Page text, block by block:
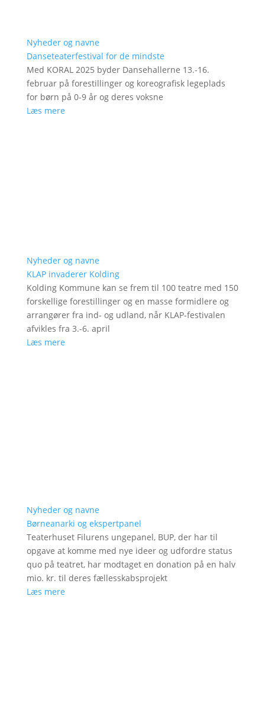
Nyheder og navne
Danseteaterfestival for de mindste
Med KORAL 2025 byder Dansehallerne 13.-16.
februar på forestillinger og koreografisk legeplads
for børn på 0-9 år og deres voksne
Læs mere
Nyheder og navne
KLAP invaderer Kolding
Kolding Kommune kan se frem til 100 teatre med 150
forskellige forestillinger og en masse formidlere og
arrangører fra ind- og udland, når KLAP-festivalen
afvikles fra 3.-6. april
Læs mere
Nyheder og navne
Børneanarki og ekspertpanel
Teaterhuset Filurens ungepanel, BUP, der har til
opgave at komme med nye ideer og udfordre status
quo på teatret, har modtaget en donation på en halv
mio. kr. til deres fællesskabsprojekt
Læs mere